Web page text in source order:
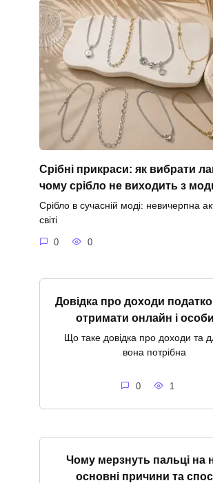
Срібні прикраси: як вибрати
чому срібло не виходить з
Срібло в сучасній моді: невичерпна
світі
0 0
Довідка про доходи
отримати онлайн і
Що таке довідка про доходи та
вона потрібна
0 1
Чому мерзнуть пальці на
основні причини та